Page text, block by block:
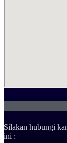
Silakan hubungi
ini :